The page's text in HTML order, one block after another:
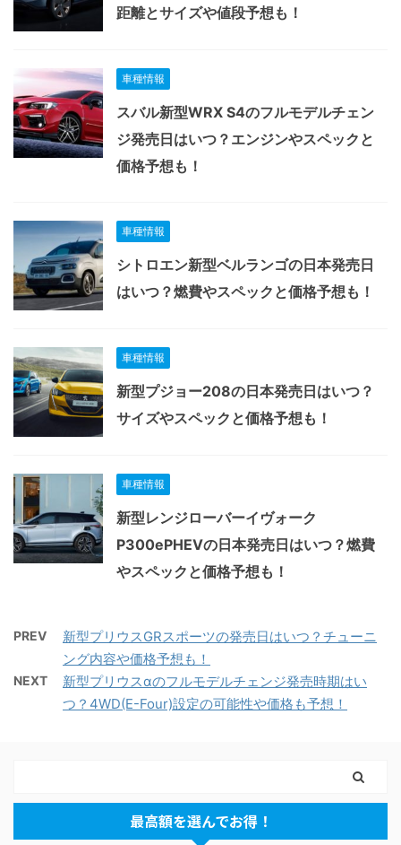
距離とサイズや値段予想も！
車種情報
スバル新型WRX S4のフルモデルチェン
ジ発売日はいつ？エンジンやスペックと
価格予想も！
車種情報
シトロエン新型ベルランゴの日本発売日
はいつ？燃費やスペックと価格予想も！
車種情報
新型プジョー208の日本発売日はいつ？
サイズやスペックと価格予想も！
車種情報
新型レンジローバーイヴォーク
P300ePHEVの日本発売日はいつ？燃費
やスペックと価格予想も！
PREV
新型プリウスGRスポーツの発売日はいつ？チューニ
ング内容や価格予想も！
NEXT
新型プリウスαのフルモデルチェンジ発売時期はい
つ？4WD(E-Four)設定の可能性や価格も予想！
最高額を選んでお得！